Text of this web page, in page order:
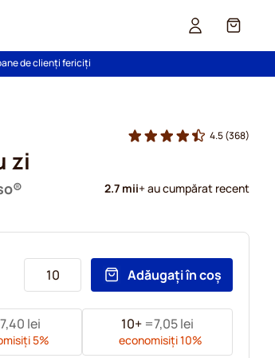
Coș
de clienți fericiți
zi
4.5(368)
2.7 mii+ au cumpărat recent
Adăugați în coș
7,40 lei
5%
10+ =7,05 lei
economisiți10%